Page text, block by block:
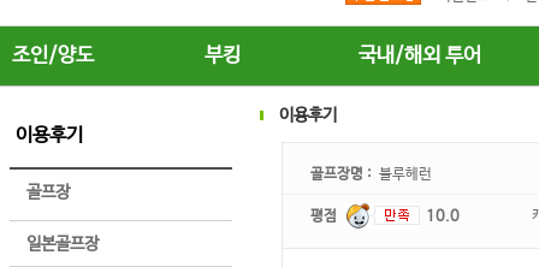
조인/양도 부킹 국내/해외 투어
이용후기
골프장
일본골프장
이용후기
골프장명 : 블루헤런
평점 10.0